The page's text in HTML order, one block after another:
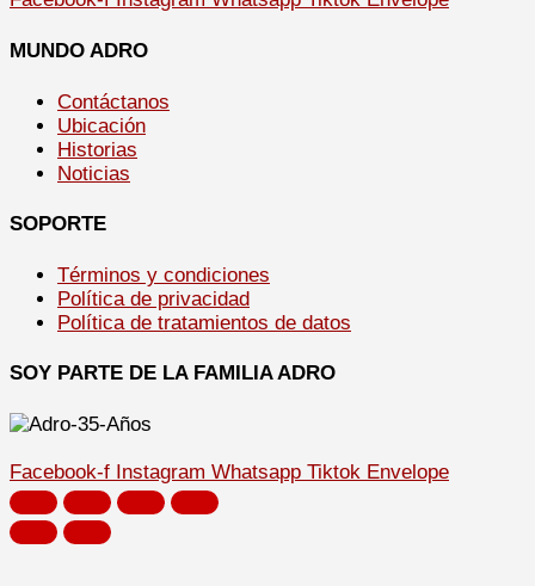
MUNDO ADRO
Contáctanos
Ubicación
Historias
Noticias
SOPORTE
Términos y condiciones
Política de privacidad
Política de tratamientos de datos
SOY PARTE DE LA FAMILIA ADRO
Facebook-f Instagram Whatsapp Tiktok Envelope